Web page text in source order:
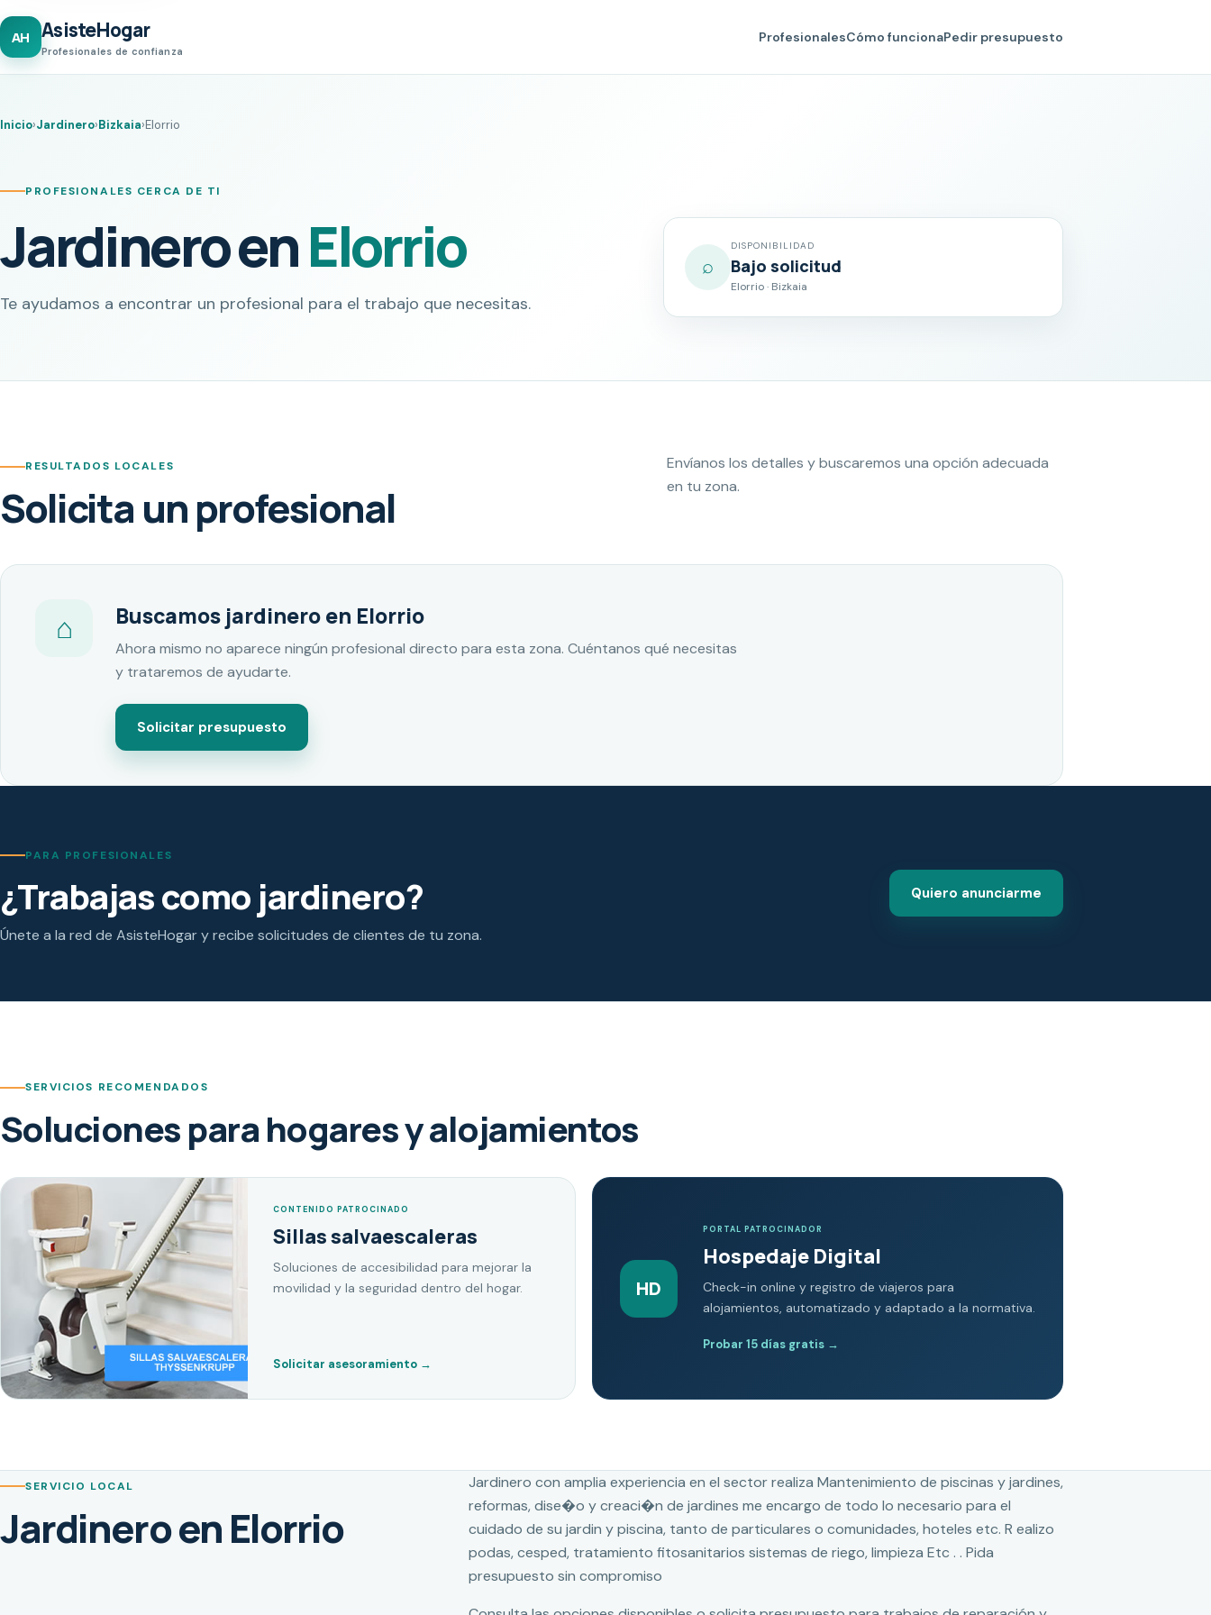
AH AsisteHogar
Profesionales de confianza
ProfesionalesCómo funcionaPedir presupuesto
Inicio›Jardinero›Bizkaia›Elorrio
PROFESIONALES CERCA DE TI
Jardinero enElorrio
Te ayudamos a encontrar un profesional para el trabajo que necesitas.
⌕
DISPONIBILIDAD
Bajo solicitud
Elorrio · Bizkaia
RESULTADOS LOCALES
Solicita un profesional
Envíanos los detalles y buscaremos una opción adecuada
en tu zona.
⌂ Buscamos jardinero en Elorrio
Ahora mismo no aparece ningún profesional directo para esta zona. Cuéntanos qué necesitas
y trataremos de ayudarte.
Solicitar presupuesto
PARA PROFESIONALES
¿Trabajas como jardinero?
Únete a la red de AsisteHogar y recibe solicitudes de clientes de tu zona.
Quiero anunciarme
SERVICIOS RECOMENDADOS
Soluciones para hogares y alojamientos
CONTENIDO PATROCINADO
Sillas salvaescaleras
Soluciones de accesibilidad para mejorar la
movilidad y la seguridad dentro del hogar.
Solicitar asesoramiento →
HD
PORTAL PATROCINADOR
Hospedaje Digital
Check-in online y registro de viajeros para
alojamientos, automatizado y adaptado a la normativa.
Probar 15 días gratis →
SERVICIO LOCAL
Jardinero en Elorrio
Jardinero con amplia experiencia en el sector realiza Mantenimiento de piscinas y jardines,
reformas, dise�o y creaci�n de jardines me encargo de todo lo necesario para el
cuidado de su jardin y piscina, tanto de particulares o comunidades, hoteles etc. R ealizo
podas, cesped, tratamiento fitosanitarios sistemas de riego, limpieza Etc . . Pida
presupuesto sin compromiso